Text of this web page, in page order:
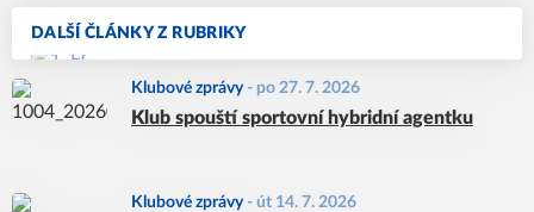
DALŠÍ ČLÁNKY Z RUBRIKY
Klubové zprávy- po 27. 7. 2026
Klub spouští sportovní hybridní agentku
Klubové zprávy- út 14. 7. 2026